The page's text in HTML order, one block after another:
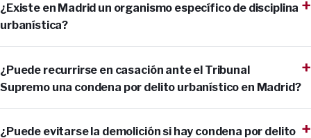
¿Existe en Madrid un organismo específico de disciplina
urbanística?
¿Puede recurrirse en casación ante el Tribunal
Supremo una condena por delito urbanístico en Madrid?
¿Puede evitarse la demolición si hay condena por delito